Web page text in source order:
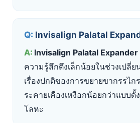
Invisalign Palatal
Invisalign Palatal Expander
ความรู้สึกตึงเล็กน้อยในช่วงเปลี่
เรื่องปกติของการขยายขากรรไ
ระคายเคืองเหงือกน้อยกว่าแบบดั้
โลหะ